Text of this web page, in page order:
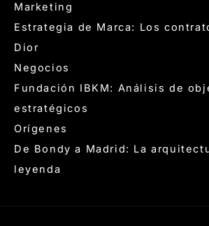
Marketing
Estrategia de Marca: Los
Dior
Negocios
Fundación IBKM: Análisis de
estratégicos
Orígenes
De Bondy a Madrid: La
leyenda